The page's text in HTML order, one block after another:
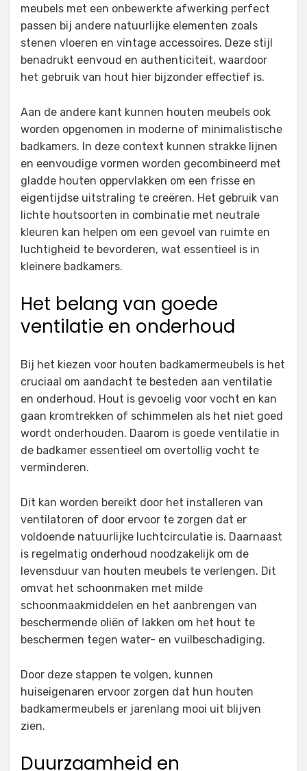
meubels met een onbewerkte afwerking perfect
passen bij andere natuurlijke elementen zoals
stenen vloeren en vintage accessoires. Deze stijl
benadrukt eenvoud en authenticiteit, waardoor
het gebruik van hout hier bijzonder effectief is.
Aan de andere kant kunnen houten meubels ook
worden opgenomen in moderne of minimalistische
badkamers. In deze context kunnen strakke lijnen
en eenvoudige vormen worden gecombineerd met
gladde houten oppervlakken om een frisse en
eigentijdse uitstraling te creëren. Het gebruik van
lichte houtsoorten in combinatie met neutrale
kleuren kan helpen om een gevoel van ruimte en
luchtigheid te bevorderen, wat essentieel is in
kleinere badkamers.
Het belang van goede
ventilatie en onderhoud
Bij het kiezen voor houten badkamermeubels is het
cruciaal om aandacht te besteden aan ventilatie
en onderhoud. Hout is gevoelig voor vocht en kan
gaan kromtrekken of schimmelen als het niet goed
wordt onderhouden. Daarom is goede ventilatie in
de badkamer essentieel om overtollig vocht te
verminderen.
Dit kan worden bereikt door het installeren van
ventilatoren of door ervoor te zorgen dat er
voldoende natuurlijke luchtcirculatie is. Daarnaast
is regelmatig onderhoud noodzakelijk om de
levensduur van houten meubels te verlengen. Dit
omvat het schoonmaken met milde
schoonmaakmiddelen en het aanbrengen van
beschermende oliën of lakken om het hout te
beschermen tegen water- en vuilbeschadiging.
Door deze stappen te volgen, kunnen
huiseigenaren ervoor zorgen dat hun houten
badkamermeubels er jarenlang mooi uit blijven
zien.
Duurzaamheid en